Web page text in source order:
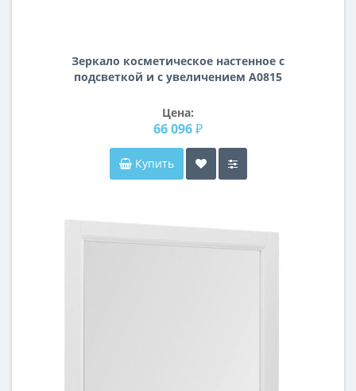
Зеркало косметическое настенное с
подсветкой и с увеличением А0815
Цена:
66 096 ₽
Купить